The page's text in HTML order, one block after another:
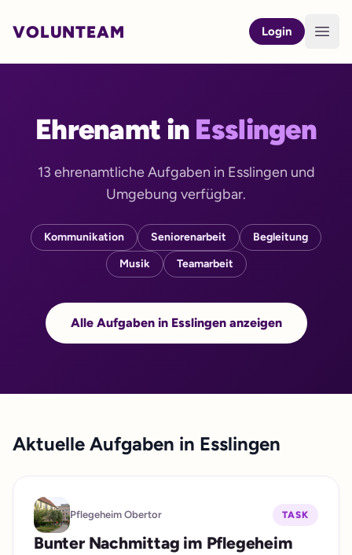
VOLUNTEAM Login
Ehrenamt in Esslingen
13 ehrenamtliche Aufgaben in Esslingen und
Umgebung verfügbar.
Kommunikation Seniorenarbeit
Begleitung
Musik
Teamarbeit
Alle Aufgaben in Esslingen anzeigen
Aktuelle Aufgaben in Esslingen
Pflegeheim Obertor TASK
Bunter Nachmittag im Pflegeheim